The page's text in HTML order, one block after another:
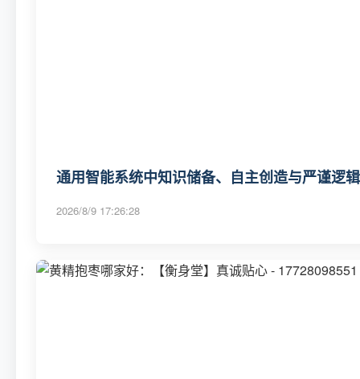
通用智能系统中知识储备、自主创造与严谨逻
2026/8/9 17:26:28